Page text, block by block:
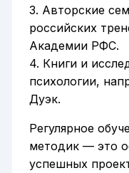
3. Авторские
российских
Академии РФС.
4. Книги и
психологии,
Дуэк.
Регулярное
методик — это
успешных